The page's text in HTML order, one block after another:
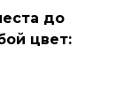
до
цвет: